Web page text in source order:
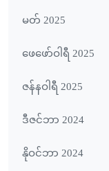
မတ် 2025
ဖေ‌ဖော်ဝါရီ 2025
ဇန်နဝါရီ 2025
ဒီဇင်ဘာ 2024
နိုဝင်ဘာ 2024